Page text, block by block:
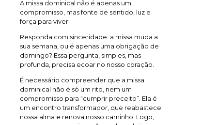
A missa dominical não é apenas um
compromisso, mas fonte de sentido, luz e
força para viver.
Responda com sinceridade: a missa muda a
sua semana, ou é apenas uma obrigação de
domingo? Essa pergunta, simples, mas
profunda, precisa ecoar no nosso coração.
É necessário compreender que a missa
dominical não é só um rito, nem um
compromisso para “cumprir preceito”. Ela é
um encontro transformador, que reabastece
nossa alma e renova nosso caminho. Logo,